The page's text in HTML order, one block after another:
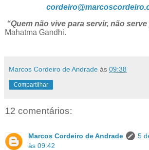
“Quem não vive para servir, não serve
Mahatma Gandhi.
Marcos Cordeiro de Andrade às 09:38
Compartilhar
12 comentários:
Marcos Cordeiro de Andrade
5
às 09:42